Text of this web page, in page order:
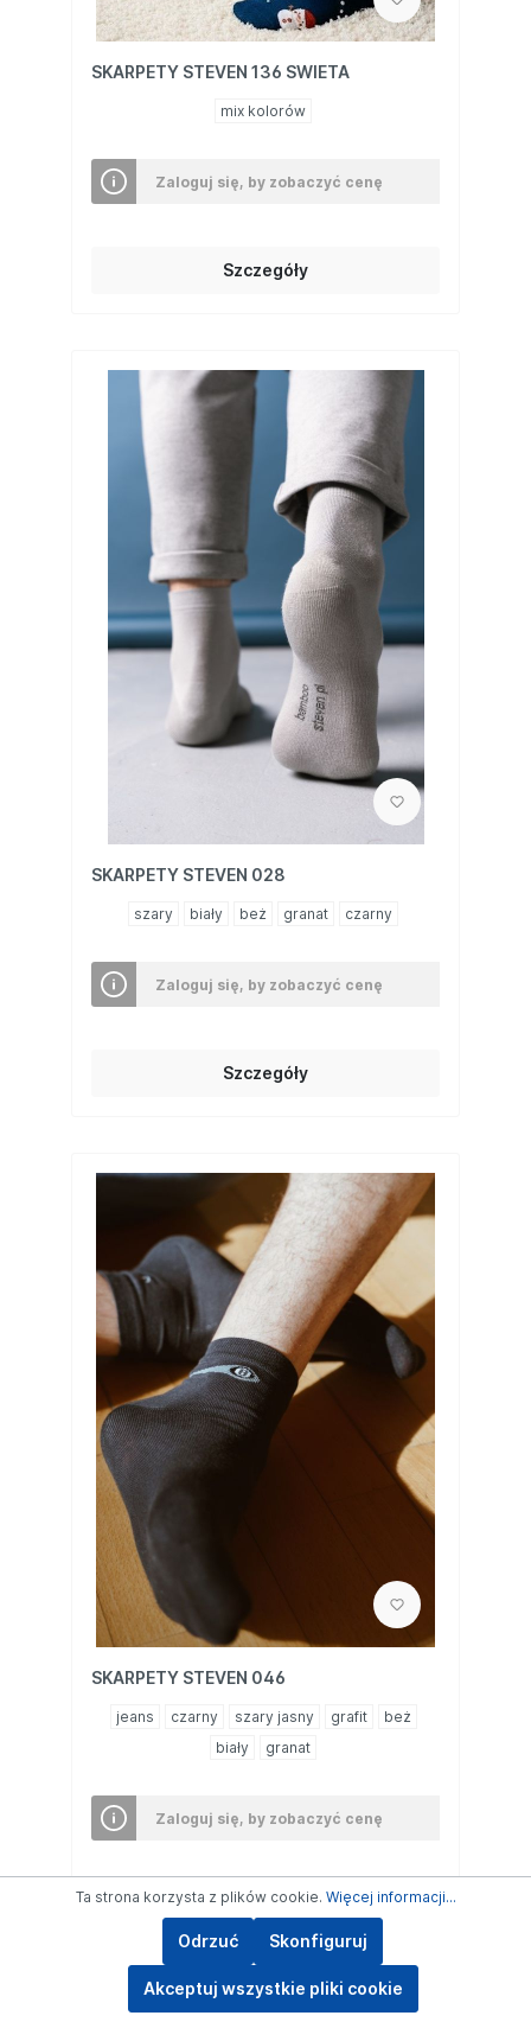
SKARPETY STEVEN 136 SWIETA
mix kolorów
Zaloguj się, by zobaczyć cenę
Szczegóły
SKARPETY STEVEN 028
szary biały beż granat czarny
Zaloguj się, by zobaczyć cenę
Szczegóły
SKARPETY STEVEN 046
jeans czarny szary jasny grafit
beż
biały
granat
Zaloguj się, by zobaczyć cenę
Szczegóły
Ta strona korzysta z plików cookie. Więcej informacji...
Odrzuć Skonfiguruj
Akceptuj wszystkie pliki cookie